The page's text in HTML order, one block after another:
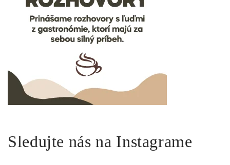
Sledujte nás na Instagrame